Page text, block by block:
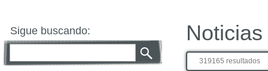
Sigue buscando: Noticias
319165 resultados